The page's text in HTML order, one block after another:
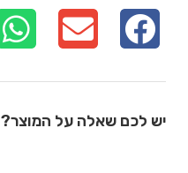
יש לכם שאלה על המוצר?